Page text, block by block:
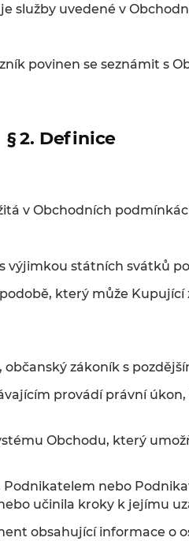
služby uvedené v
povinen se seznámit s
§ 2. Definice
v Obchodních
výjimkou státních svátků
který může
občanský zákoník s
provádí právní
Obchodu, který
nebo
učinila kroky k jejímu
obsahující informace o